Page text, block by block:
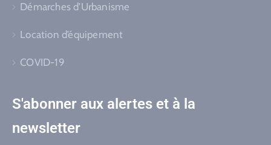
Démarches d’Urbanisme
Location d’équipement
COVID-19
S'abonner aux alertes et à la
newsletter